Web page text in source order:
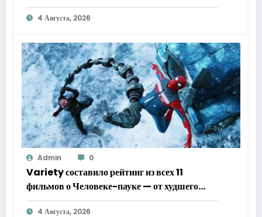
4 Августа, 2026
Admin 0
Variety составило рейтинг из всех 11
фильмов о Человеке-пауке — от худшего
к лучшему
4 Августа, 2026